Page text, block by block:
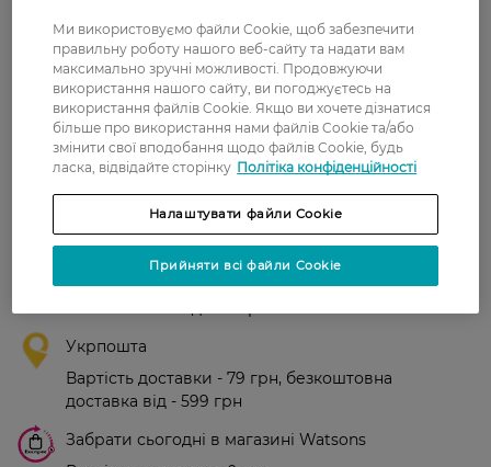
26 жовтня, 2021
Гарна, ,,смачна'' паста. Ціна
знижена.
Показати ще
У відділення Нової пошти - 99 грн,
Укрпошта
Вартість доставки - 79 грн, безкоштовна
доставка від - 599 грн
Забрати сьогодні в магазині Watsons
Ми використовуємо файли Cookie, щоб забезпечити
правильну роботу нашого веб-сайту та надати вам
максимально зручні можливості. Продовжуючи
використання нашого сайту, ви погоджуєтесь на
використання файлів Cookie. Якщо ви хочете дізнатися
більше про використання нами файлів Cookie та/або
змінити свої вподобання щодо файлів Cookie, будь
ласка, відвідайте сторінку Політіка конфіденційності
Налаштувати файли Cookie
Прийняти всі файли Cookie